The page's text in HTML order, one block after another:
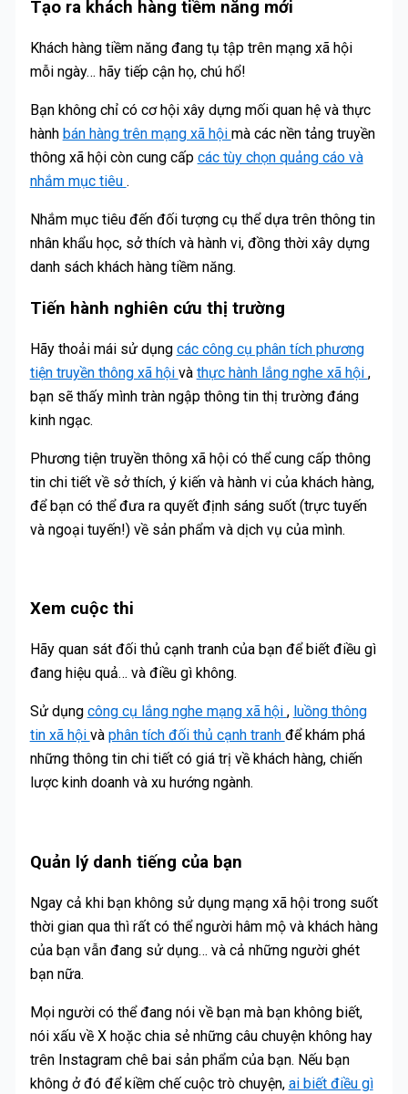
Tạo ra khách hàng tiềm năng mới
Khách hàng tiềm năng đang tụ tập trên mạng xã hội
mỗi ngày… hãy tiếp cận họ, chú hổ!
Bạn không chỉ có cơ hội xây dựng mối quan hệ và thực
hành bán hàng trên mạng xã hội mà các nền tảng truyền
thông xã hội còn cung cấp các tùy chọn quảng cáo và
nhắm mục tiêu .
Nhắm mục tiêu đến đối tượng cụ thể dựa trên thông tin
nhân khẩu học, sở thích và hành vi, đồng thời xây dựng
danh sách khách hàng tiềm năng.
Tiến hành nghiên cứu thị trường
Hãy thoải mái sử dụng các công cụ phân tích phương
tiện truyền thông xã hội và thực hành lắng nghe xã hội ,
bạn sẽ thấy mình tràn ngập thông tin thị trường đáng
kinh ngạc.
Phương tiện truyền thông xã hội có thể cung cấp thông
tin chi tiết về sở thích, ý kiến và hành vi của khách hàng,
để bạn có thể đưa ra quyết định sáng suốt (trực tuyến
và ngoại tuyến!) về sản phẩm và dịch vụ của mình.
Xem cuộc thi
Hãy quan sát đối thủ cạnh tranh của bạn để biết điều gì
đang hiệu quả… và điều gì không.
Sử dụng công cụ lắng nghe mạng xã hội , luồng thông
tin xã hội và phân tích đối thủ cạnh tranh để khám phá
những thông tin chi tiết có giá trị về khách hàng, chiến
lược kinh doanh và xu hướng ngành.
Quản lý danh tiếng của bạn
Ngay cả khi bạn không sử dụng mạng xã hội trong suốt
thời gian qua thì rất có thể người hâm mộ và khách hàng
của bạn vẫn đang sử dụng… và cả những người ghét
bạn nữa.
Mọi người có thể đang nói về bạn mà bạn không biết,
nói xấu về X hoặc chia sẻ những câu chuyện không hay
trên Instagram chê bai sản phẩm của bạn. Nếu bạn
không ở đó để kiềm chế cuộc trò chuyện, ai biết điều gì